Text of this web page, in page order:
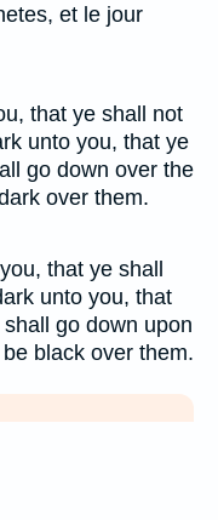
et le jour
that ye shall not
unto you, that ye
go down over the
over them.
that ye shall
unto you, that
go down upon
black over them.